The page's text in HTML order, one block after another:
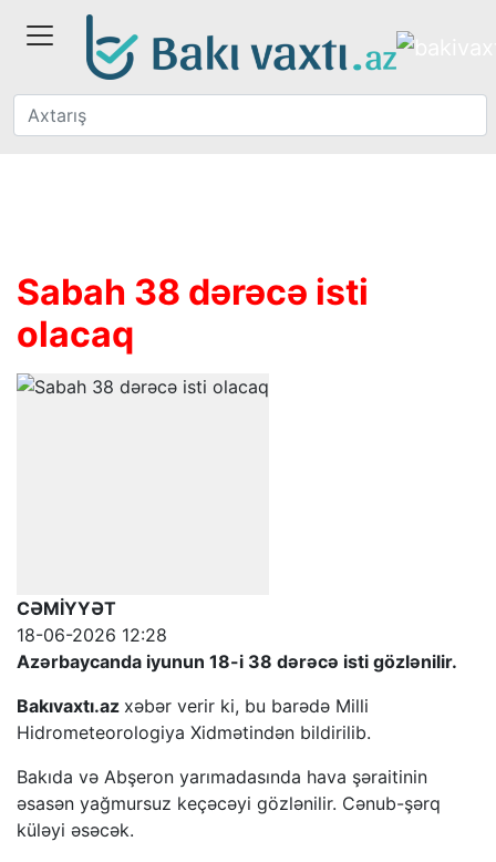
Sabah 38 dərəcə isti
olacaq
CƏMİYYƏT
18-06-2026 12:28
Azərbaycanda iyunun 18-i 38 dərəcə isti gözlənilir.
Bakıvaxtı.az xəbər verir ki, bu barədə Milli
Hidrometeorologiya Xidmətindən bildirilib.
Bakıda və Abşeron yarımadasında hava şəraitinin
əsasən yağmursuz keçəcəyi gözlənilir. Cənub-şərq
küləyi əsəcək.